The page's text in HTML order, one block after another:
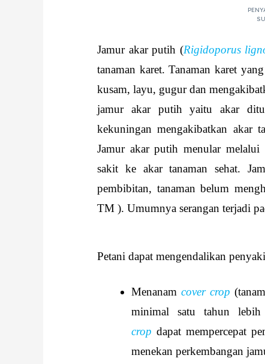
Jamur akar putih (Rigidoporus
tanaman karet. Tanaman karet
kusam, layu, gugur dan
jamur akar putih yaitu akar
kekuningan mengakibatkan akar
Jamur akar putih menular melalui
sakit ke akar tanaman sehat.
pembibitan, tanaman belum
TM ). Umumnya serangan terjadi
Petani dapat mengendalikan
Menanam cover crop
minimal satu tahun lebih
cropdapat mempercepat
menekan perkembangan